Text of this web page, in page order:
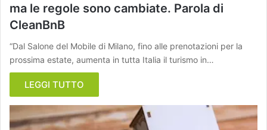
ma le regole sono cambiate. Parola di
CleanBnB
“Dal Salone del Mobile di Milano, fino alle prenotazioni per la
prossima estate, aumenta in tutta Italia il turismo in…
LEGGI TUTTO